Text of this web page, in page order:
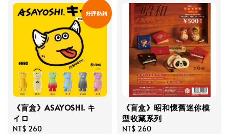
好評熱銷
《盲盒》ASAYOSHI. キ
イロ
Regular
NT$ 260
《盲盒》昭和懷舊迷你模
型收藏系列
Regular
NT$ 260